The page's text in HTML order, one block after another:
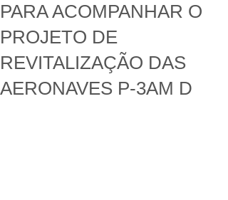
PARA ACOMPANHAR O
PROJETO DE
REVITALIZAÇÃO DAS
AERONAVES P-3AM D